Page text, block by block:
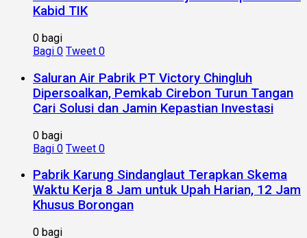
Kabid TIK
0 bagi
Bagi 0 Tweet 0
Saluran Air Pabrik PT Victory Chingluh
Dipersoalkan, Pemkab Cirebon Turun Tangan
Cari Solusi dan Jamin Kepastian Investasi
0 bagi
Bagi 0 Tweet 0
Pabrik Karung Sindanglaut Terapkan Skema
Waktu Kerja 8 Jam untuk Upah Harian, 12 Jam
Khusus Borongan
0 bagi